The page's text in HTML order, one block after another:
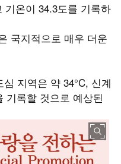
기온이 34.3도를 기록하
국지적으로 매우 더운
심 지역은 약 34°C, 신계
기록할 것으로 예상된